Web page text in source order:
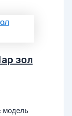
зол
модель